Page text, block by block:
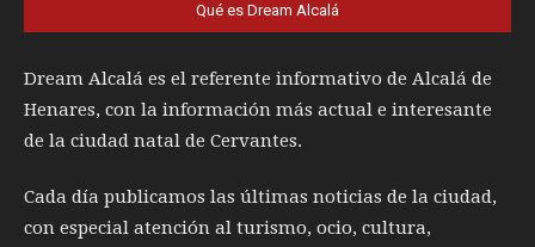
Qué es Dream Alcalá
Dream Alcalá es el referente informativo de Alcalá de
Henares, con la información más actual e interesante
de la ciudad natal de Cervantes.
Cada día publicamos las últimas noticias de la ciudad,
con especial atención al turismo, ocio, cultura,